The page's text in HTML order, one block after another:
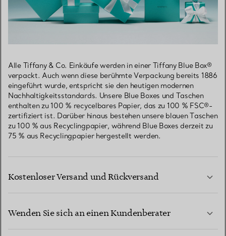
Alle Tiffany & Co. Einkäufe werden in einer Tiffany Blue Box®
verpackt. Auch wenn diese berühmte Verpackung bereits 1886
eingeführt wurde, entspricht sie den heutigen modernen
Nachhaltigkeitsstandards. Unsere Blue Boxes und Taschen
enthalten zu 100 % recycelbares Papier, das zu 100 % FSC®-
zertifiziert ist. Darüber hinaus bestehen unsere blauen Taschen
zu 100 % aus Recyclingpapier, während Blue Boxes derzeit zu
75 % aus Recyclingpapier hergestellt werden.
Kostenloser Versand und Rückversand
Wenden Sie sich an einen Kundenberater